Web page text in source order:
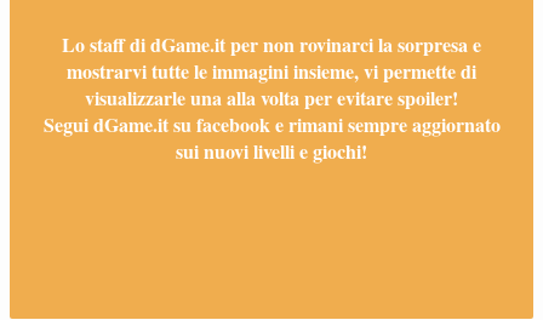
Lo staff di dGame.it per non rovinarci la sorpresa e
mostrarvi tutte le immagini insieme, vi permette di
visualizzarle una alla volta per evitare spoiler!
Segui dGame.it su facebook e rimani sempre aggiornato
sui nuovi livelli e giochi!